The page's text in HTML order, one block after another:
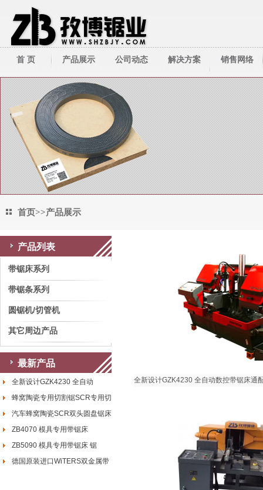
首 页 产品展示
带锯床系列
带锯条系列
圆锯机/切管机
其它周边产品
公司动态
公司新闻
行业新闻
解决方案
技术资料
销售网络
首页>>产品展示
产品列表
带锯床系列
带锯条系列
圆锯机/切管机
其它周边产品
最新产品
全新设计GZK4230 全自动
蜂窝陶瓷专用切割锯SCR专用切割
汽车蜂窝陶瓷SCR双头圆盘锯床
ZB4070 模具专用带锯床
ZB5090 模具专用带锯床 锯
德国原装进口WiTERS双金属带
全新设计GZK4230 全自动数控带锯床通